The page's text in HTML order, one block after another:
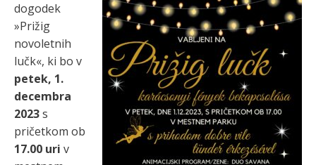
dogodek
»Prižig
novoletnih
lučk«, ki bo v
petek, 1.
decembra
2023s
pričetkom ob
17.00 uri v